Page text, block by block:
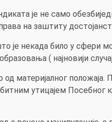
је не само
на заштиту
је некада било у сфери
( најновији
од материјалног
утицајем Посебног